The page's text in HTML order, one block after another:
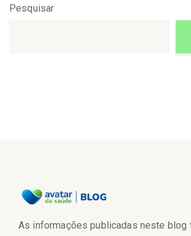
Pesquisar
As informações publicadas neste blog